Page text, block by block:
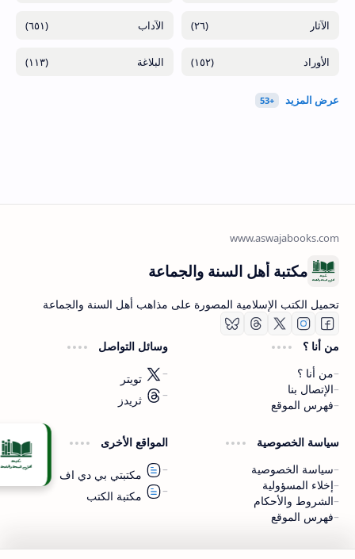
(٢٦) (٦٥١)
(١٥٢) (١١٣)
اشترك الآن
اشترك في قناتنا على تليجرام
مكتبة أهل السنة والجماعة
تحميل الكتب الإسلامية المصورة على مذاهب أهل السنة والجماعة
من أنا ؟
من أنا ؟
الإتصال بنا
فهرس الموقع
وسائل التواصل
تويتر
ثريدز
سياسة الخصوصية
سياسة الخصوصية
إخلاء المسؤولية
الشروط والأحكام
فهرس الموقع
المواقع الأخرى
مكتبتي بي دي اف
مكتبة الكتب